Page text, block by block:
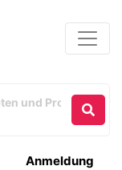
Anmeldung